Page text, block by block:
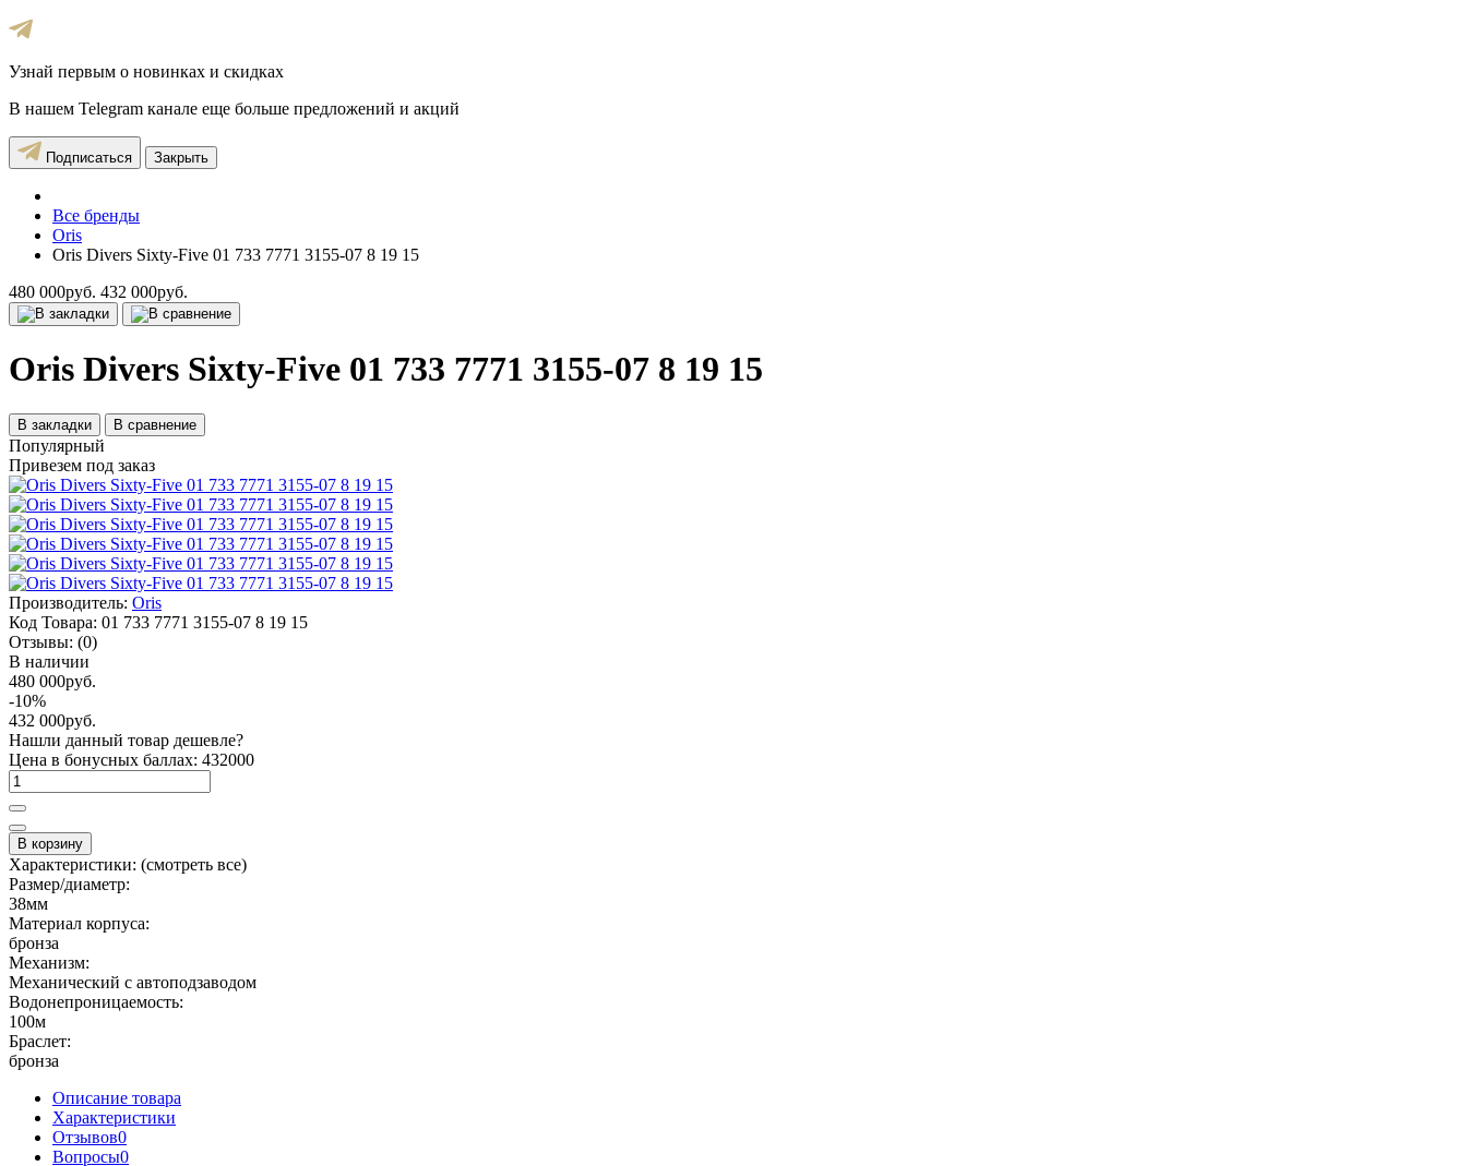
Узнай первым о новинках и скидках
В нашем Telegram канале еще больше предложений и акций
Подписаться Закрыть
Все бренды
Oris
Oris Divers Sixty-Five 01 733 7771 3155-07 8 19 15
480 000руб. 432 000руб.
Oris Divers Sixty-Five 01 733 7771 3155-07 8 19 15
В закладки В сравнение
Популярный
Привезем под заказ
Производитель: Oris
Код Товара: 01 733 7771 3155-07 8 19 15
Отзывы: (0)
В наличии
480 000руб.
-10%
432 000руб.
Нашли данный товар дешевле?
Цена в бонусных баллах: 432000
В корзину
Характеристики: (смотреть все)
Размер/диаметр:
38мм
Материал корпуса:
бронза
Механизм:
Механический с автоподзаводом
Водонепроницаемость:
100м
Браслет:
бронза
Описание товара
Характеристики
Отзывов0
Вопросы0